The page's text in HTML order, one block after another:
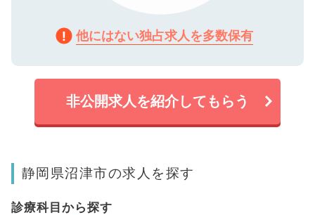
他にはない独占求人を多数保有
非公開求人を紹介してもらう
静岡県沼津市の求人を探す
診療科目から探す